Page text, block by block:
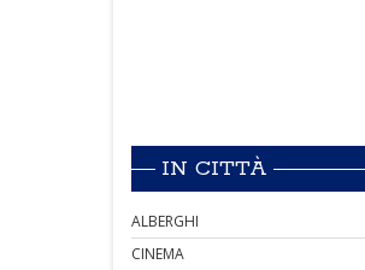
IN CITTÀ
ALBERGHI
CINEMA